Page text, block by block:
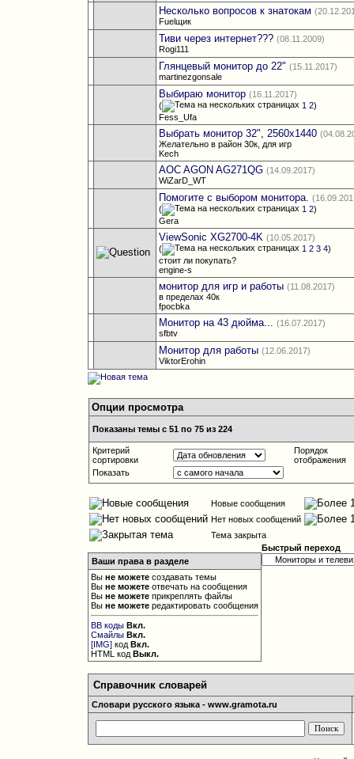
Несколько вопросов к знатокам
Fuelщик
Тиви через интернет??? (08.11.2009)
Rogi111
Глянцевый монитор до 22" (15.11.2017)
martinezgonsale
Выбираю монитор (16.11.2017)
(
1 2)
Fess_Ufa
Выбрать монитор 32", 2560x1440
Желательно в район 30к, для игр
Kech
AOC AGON AG271QG (14.09.2017)
WiZarD_WT
Помогите с выбором монитора.
(
1 2)
Gera
ViewSonic XG2700-4K (10.05.2017)
(
1 2 3 4)
стоит ли покупать?
engine-s
монитор для игр и работы (11.08.2017)
в пределах 40к
fpocbka
Монитор на 43 дюйма... (16.07.2017)
sfbtv
Монитор для работы (12.06.2017)
ViktorErohin
Опции просмотра
Показаны темы с 51 по 75 из 224
Критерий
сортировки
Порядок
отображения
Показать
Новые сообщения
Нет новых сообщений
Тема закрыта
Ваши права в разделе
Выне можете создавать темы
Выне можете отвечать на сообщения
Выне можете прикреплять файлы
Выне можете редактировать сообщения
BB коды Вкл.
Смайлы Вкл.
[IMG] кодВкл.
HTML кодВыкл.
Быстрый переход
Справочник словарей
Словари русского языка - www.gramota.ru